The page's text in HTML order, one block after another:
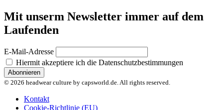
Mit unserm Newsletter immer auf dem
Laufenden
E-Mail-Adresse
Hiermit akzeptiere ich die Datenschutzbestimmungen
© 2026 headwear culture by capsworld.de. All rights reserved.
Kontakt
Cookie-Richtlinie (EU)